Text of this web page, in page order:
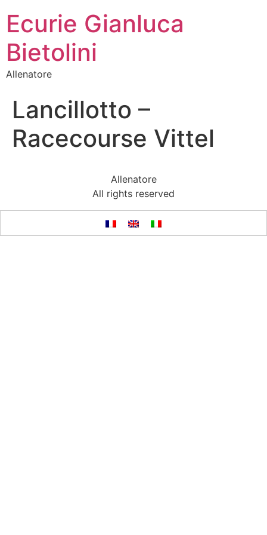
Ecurie Gianluca
Bietolini
Allenatore
Lancillotto –
Racecourse Vittel
Allenatore
All rights reserved